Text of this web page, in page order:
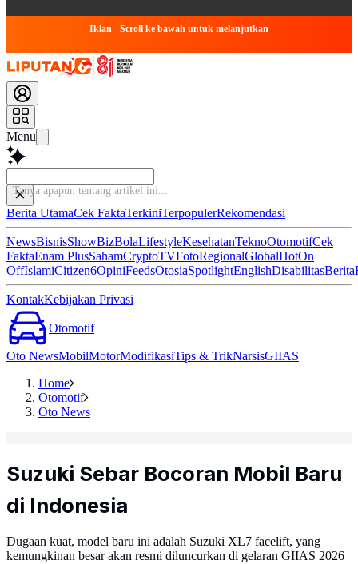
Iklan - Scroll ke bawah untuk melanjutkan
Menu
Tanya apapun tentang artikel i
Berita UtamaCek FaktaTerkiniTerpopulerRekomendasi
NewsBisnisShowBizBolaLifestyleKesehatanTeknoOtomotifCek
FaktaEnam PlusSahamCryptoTVFotoRegionalGlobalHotOn
OffIslamiCitizen6OpiniFeedsOtosiaSpotlightEnglishDisabilitasBerita
KontakKebijakan Privasi
Otomotif
Oto NewsMobilMotorModifikasiTips & TrikNarsisGIIAS
Home
Otomotif
Oto News
Suzuki Sebar Bocoran Mobil Baru
di Indonesia
Dugaan kuat, model baru ini adalah Suzuki XL7 facelift, yang
kemungkinan besar akan resmi diluncurkan di gelaran GIIAS 2026